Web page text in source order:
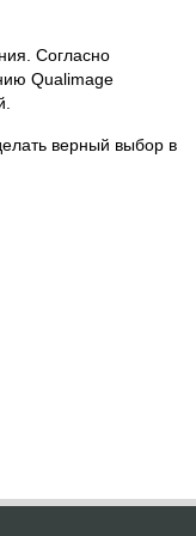
Согласно
Qualimage
верный выбор в